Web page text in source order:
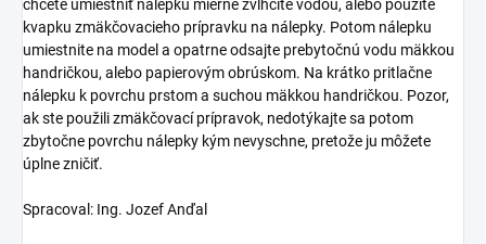
chcete umiestniť nálepku mierne zvlhčite vodou, alebo použite
kvapku zmäkčovacieho prípravku na nálepky. Potom nálepku
umiestnite na model a opatrne odsajte prebytočnú vodu mäkkou
handričkou, alebo papierovým obrúskom. Na krátko pritlačne
nálepku k povrchu prstom a suchou mäkkou handričkou. Pozor,
ak ste použili zmäkčovací prípravok, nedotýkajte sa potom
zbytočne povrchu nálepky kým nevyschne, pretože ju môžete
úplne zničiť.
Spracoval: Ing. Jozef Anďal